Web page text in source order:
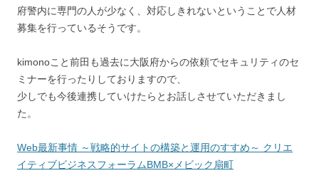
府警内に専門の人が少なく、対応しきれないということで人材
募集を行っているそうです。
kimonoこと前田も過去に大阪府からの依頼でセキュリティのセ
ミナーを行ったりしておりますので、
少しでも今後連携していけたらとお話しさせていただきまし
た。
Web最新事情 ～戦略的サイトの構築と運用のすすめ～ クリエ
イティブビジネスフォーラムBMB×メビック扇町